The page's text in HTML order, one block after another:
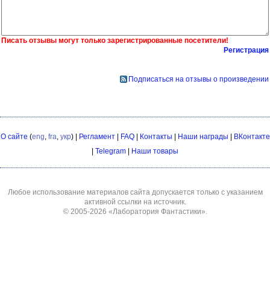
Писать отзывы могут только зарегистрированные посетители!
Регистрация
Подписаться на отзывы о произведении
О сайте (eng fra укр) | Регламент| FAQ| Контакты | Наши награды | ВКонтакте
| Telegram | Наши товары
Любое использование материалов сайта допускается только с указанием
активной ссылки на источник.
© 2005-2026 «Лаборатория Фантастики»